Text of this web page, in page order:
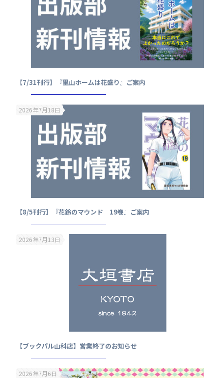
【7/31刊行】『里山ホームは花盛り』ご案内
2026年7月18日
【8/5刊行】『花鈴のマウンド 19巻』ご案内
2026年7月13日
【ブックパル山科店】営業終了のお知らせ
2026年7月6日